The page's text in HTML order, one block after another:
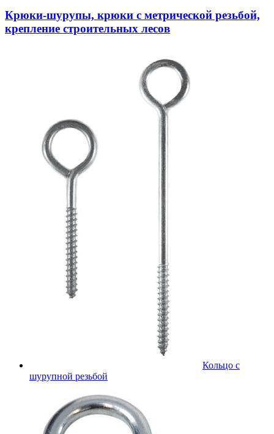
Крюки-шурупы, крюки с метрической резьбой,
крепление строительных лесов
Кольцо с
шурупной резьбой